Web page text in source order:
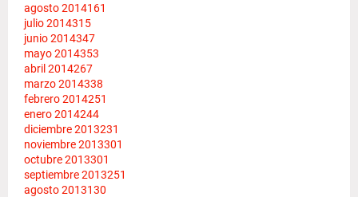
agosto 2014161
julio 2014315
junio 2014347
mayo 2014353
abril 2014267
marzo 2014338
febrero 2014251
enero 2014244
diciembre 2013231
noviembre 2013301
octubre 2013301
septiembre 2013251
agosto 2013130